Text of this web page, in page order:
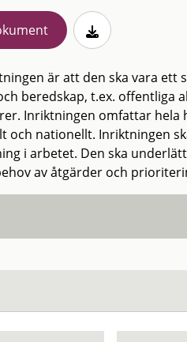
är att den ska vara
beredskap, t.ex.
Inriktningen omfattar hela
och nationellt. Inriktningen
i arbetet. Den ska
av åtgärder och